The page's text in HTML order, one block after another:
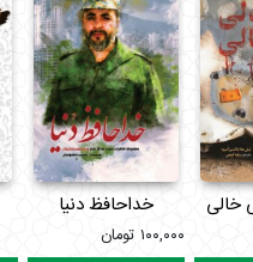
خالی خداحافظ دنیا
۱۰۰,۰۰۰ تومان